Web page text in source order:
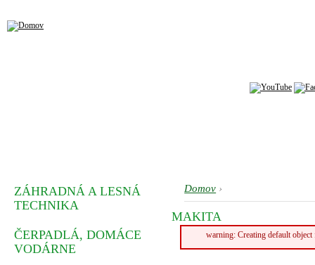
Domov ›
MAKITA
warning: Creating default
ZÁHRADNÁ A LESNÁ
TECHNIKA
ČERPADLÁ, DOMÁCE
VODÁRNE